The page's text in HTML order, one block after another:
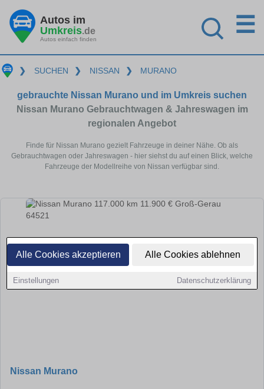
Alle Cookies akzeptieren Alle Cookies ablehnen
Einstellungen Datenschutzerklärung
Autos im
Umkreis.de
Autos einfach finden
☰
❯ SUCHEN ❯ NISSAN ❯ MURANO
gebrauchte Nissan Murano und im Umkreis suchen
Nissan Murano Gebrauchtwagen & Jahreswagen im
regionalen Angebot
Finde für Nissan Murano gezielt Fahrzeuge in deiner Nähe. Ob als
Gebrauchtwagen oder Jahreswagen - hier siehst du auf einen Blick, welche
Fahrzeuge der Modellreihe von Nissan verfügbar sind.
Nissan Murano